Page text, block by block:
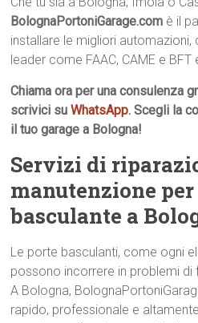
BolognaPortoniGarage.com è il
installare le migliori
leader come FAAC, CAME e BFT
Chiama ora per una consulenza
scrivici suWhatsApp. Scegli la
il tuo garage a Bologna!
Servizi di
manutenzione
basculante a
Le porte basculanti, come ogni
possono incorrere in problemi
A Bologna,
rapido, professionale e